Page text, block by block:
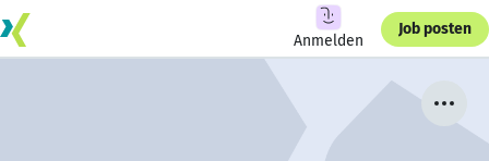
Anmelden
Job posten